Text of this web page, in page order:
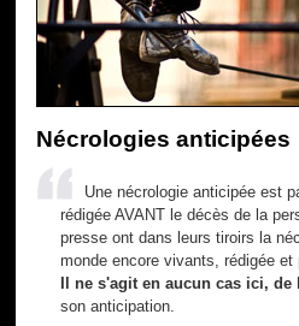
Nécrologies anticipées
Une nécrologie anticipée est
rédigée AVANT le décès de la
presse ont dans leurs tiroirs la
monde encore vivants, rédigée et
Il ne s'agit en aucun cas ici, de
son anticipation.